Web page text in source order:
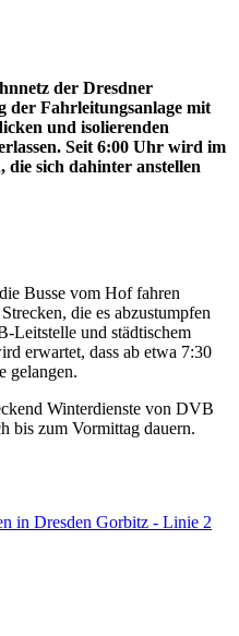
der Dresdner
der Fahrleitungsanlage mit
und isolierenden
Seit 6:00 Uhr wird im
die sich dahinter anstellen
Busse vom Hof fahren
die es abzustumpfen
Leitstelle und städtischem
erwartet, dass ab etwa 7:30
gelangen.
Winterdienste von DVB
bis zum Vormittag dauern.
in Dresden Gorbitz - Linie 2